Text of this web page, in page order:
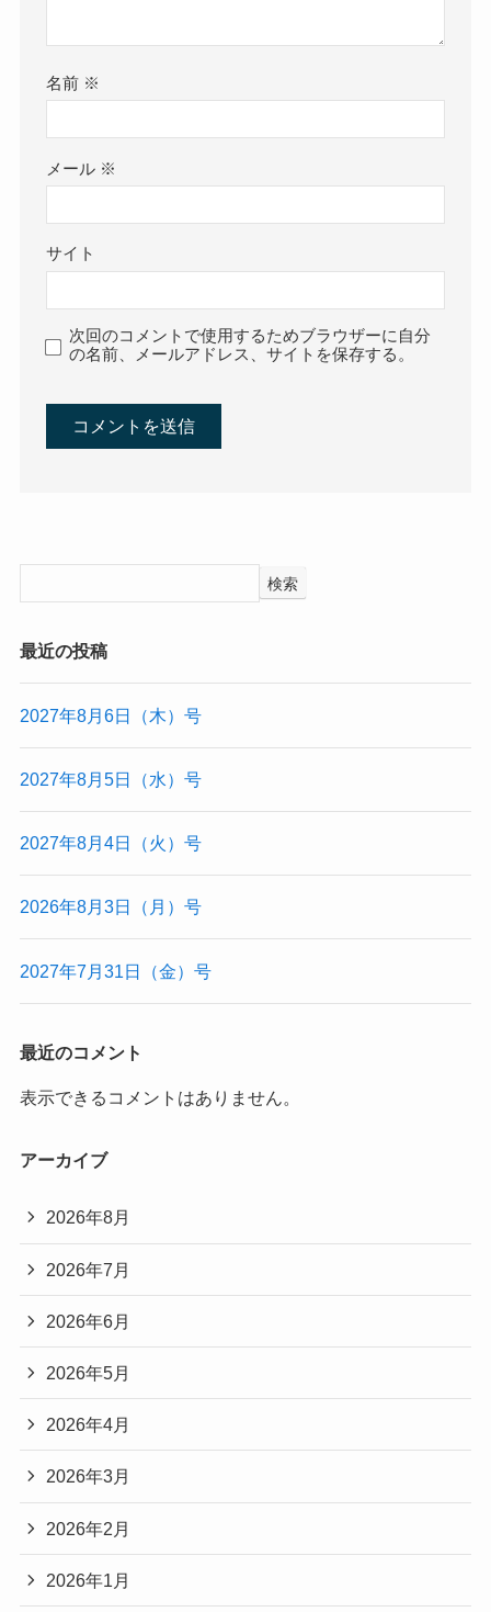
名前 ※
メール ※
サイト
次回のコメントで使用するためブラウザーに自分
の名前、メールアドレス、サイトを保存する。
検索
最近の投稿
2027年8月6日（木）号
2027年8月5日（水）号
2027年8月4日（火）号
2026年8月3日（月）号
2027年7月31日（金）号
最近のコメント
表示できるコメントはありません。
アーカイブ
2026年8月
2026年7月
2026年6月
2026年5月
2026年4月
2026年3月
2026年2月
2026年1月